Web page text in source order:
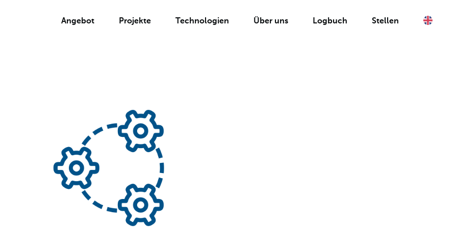
Angebot Projekte Technologien Über uns Logbuch Stellen
Tools & Frameworks